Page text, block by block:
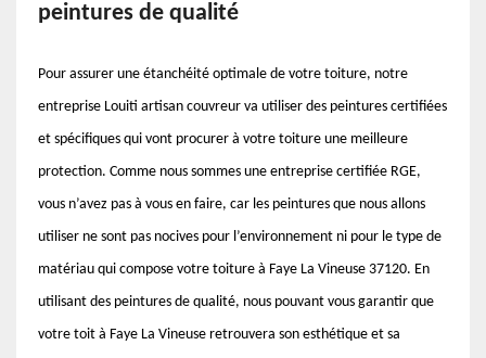
peintures de qualité
Pour assurer une étanchéité optimale de votre toiture, notre
entreprise Louiti artisan couvreur va utiliser des peintures certifiées
et spécifiques qui vont procurer à votre toiture une meilleure
protection. Comme nous sommes une entreprise certifiée RGE,
vous n’avez pas à vous en faire, car les peintures que nous allons
utiliser ne sont pas nocives pour l’environnement ni pour le type de
matériau qui compose votre toiture à Faye La Vineuse 37120. En
utilisant des peintures de qualité, nous pouvant vous garantir que
votre toit à Faye La Vineuse retrouvera son esthétique et sa